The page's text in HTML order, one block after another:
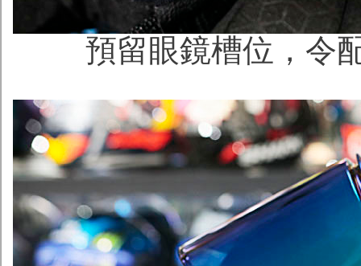
預留眼鏡槽位，令